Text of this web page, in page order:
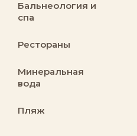
Бальнеология и
спа
Рестораны
Минеральная
вода
Пляж